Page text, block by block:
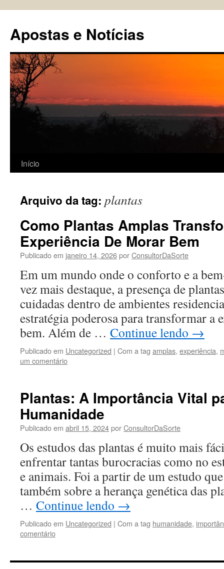
conteúdo
Apostas e Notícias
Início
Arquivo da tag: plantas
Como Plantas Amplas
Experiência De Morar Bem
Publicado em janeiro 14, 2026porConsultorDaSorte
Em um mundo onde o conforto e a
vez mais destaque, a presença de
cuidadas dentro de ambientes
estratégia poderosa para transformar a
bem. Além de … Continue lendo →
Publicado em Uncategorized | Com a tag amplas, experiência,
um comentário
Plantas: A Importância Vital
Humanidade
Publicado em abril 15, 2024porConsultorDaSorte
Os estudos das plantas é muito mais
enfrentar tantas burocracias como no
e animais. Foi a partir de um estudo
também sobre a herança genética das
… Continue lendo →
Publicado em Uncategorized | Com a tag humanidade,
comentário